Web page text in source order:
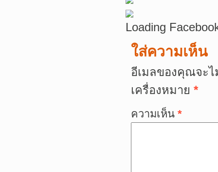
Loading
ใส่ความเห็น
อีเมลของคุณจะ
เครื่องหมาย *
ความเห็น *